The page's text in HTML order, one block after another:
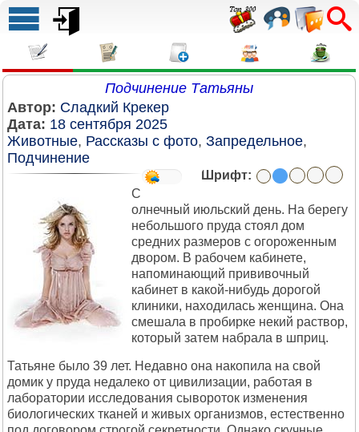
Подчинение Татьяны
Автор: Сладкий Крекер
Дата: 18 сентября 2025
Животные, Рассказы с фото, Запредельное,
Подчинение
Шрифт:
С
олнечный июльский день. На берегу
небольшого пруда стоял дом
средних размеров с огороженным
двором. В рабочем кабинете,
напоминающий прививочный
кабинет в какой-нибудь дорогой
клиники, находилась женщина. Она
смешала в пробирке некий раствор,
который затем набрала в шприц.
Татьяне было 39 лет. Недавно она накопила на свой
домик у пруда недалеко от цивилизации, работая в
лаборатории исследования сывороток изменения
биологических тканей и живых организмов, естественно